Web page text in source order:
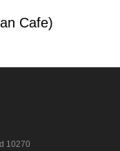
Cafe)⁣⁣
10270